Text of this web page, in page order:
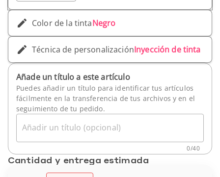
Color de la tintaNegro
Técnica de personalizaciónInyección de tinta
Añade un título a este artículo
Puedes añadir un título para identificar tus artículos
fácilmente en la transferencia de tus archivos y en el
seguimiento de tu pedido.
Añadir un título (opcional)
0/40
Cantidad y entrega estimada